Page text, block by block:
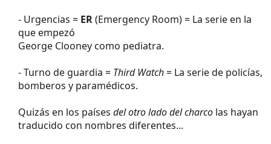
- Urgencias = ER(Emergency Room) = La serie en la
que empezó
George Clooney como pediatra.
- Turno de guardia = Third Watch= La serie de policías,
bomberos y paramédicos.
Quizás en los países del otro lado del charco las hayan
traducido con nombres diferentes...